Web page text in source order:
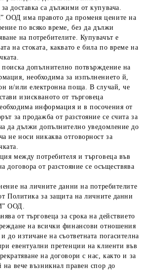
доставка са дължими от купувача.
има правото да променя цените на
по всяко време, без да дължи
на потребителите. Купувачът е
на стоката, каквато е била по време на
допълнително потвърждение на
необходима за изпълнението й,
и/или електронна поща. В случай, че
изискваното от търговеца
информация и в посочения от
за продажба от разстояние се счита за
да дължи допълнително уведомление до
не носи никаква отговорност за
между потребителя и търговеца във
договора от разстояние се осъществява
на личните данни на потребителите
Политика за защита на личните данни
ООД.
от търговеца за срока на действието
на всички финансови отношения
до изтичане на съответната погасителна
евентуални претенции на клиенти във
на договори с нас, както и за
на вече възникнал правен спор до